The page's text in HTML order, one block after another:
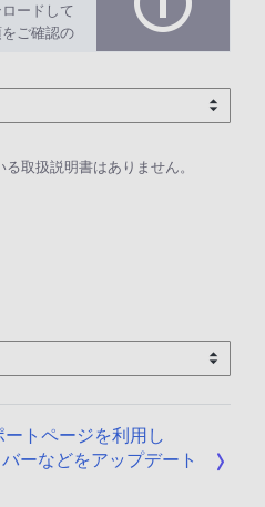
ードして
ご確認の
取扱説明書はありません。
ートページを利用し
ーなどをアップデート